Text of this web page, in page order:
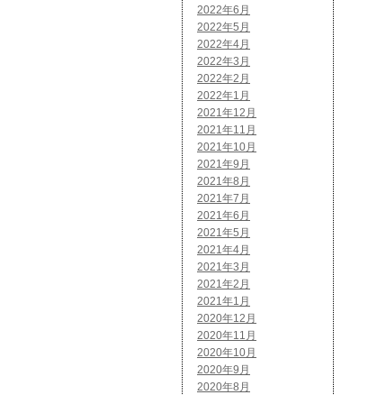
2022年6月
2022年5月
2022年4月
2022年3月
2022年2月
2022年1月
2021年12月
2021年11月
2021年10月
2021年9月
2021年8月
2021年7月
2021年6月
2021年5月
2021年4月
2021年3月
2021年2月
2021年1月
2020年12月
2020年11月
2020年10月
2020年9月
2020年8月